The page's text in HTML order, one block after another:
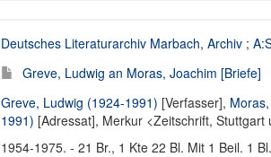
Deutsches Literaturarchiv Marbach, Archiv ;
Greve, Ludwig an Moras, Joachim [Briefe]
Greve, Ludwig (1924-1991) [Verfasser],
1991) [Adressat], Merkur <Zeitschrift,
1954-1975. - 21 Br., 1 Kte 22 Bl. Mit 1 Beil. 1 Bl.